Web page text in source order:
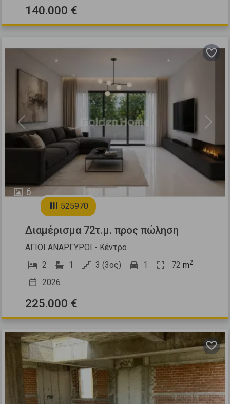
140.000 €
6
Previous Next
525970
Διαμέρισμα 72τ.μ. προς πώληση
ΑΓΙΟΙ ΑΝΑΡΓΥΡΟΙ - Κέντρο
2
1 3 (3ος) 1 72 m2
2026
225.000 €